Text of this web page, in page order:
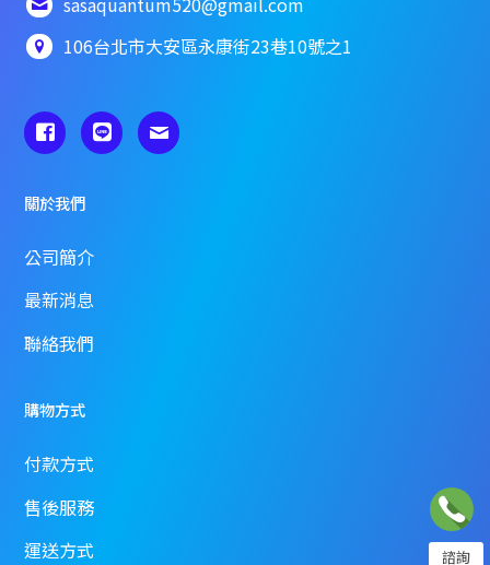
諮詢
106台北市大安區永康街23巷10號之1
關於我們
公司簡介
最新消息
聯絡我們
購物方式
付款方式
售後服務
運送方式